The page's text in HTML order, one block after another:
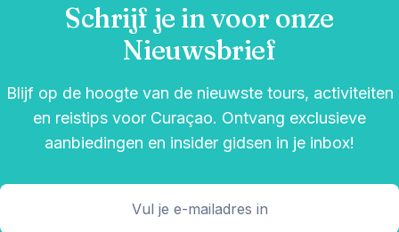
Schrijf je in voor onze
Nieuwsbrief
Blijf op de hoogte van de nieuwste tours, activiteiten
en reistips voor Curaçao. Ontvang exclusieve
aanbiedingen en insider gidsen in je inbox!